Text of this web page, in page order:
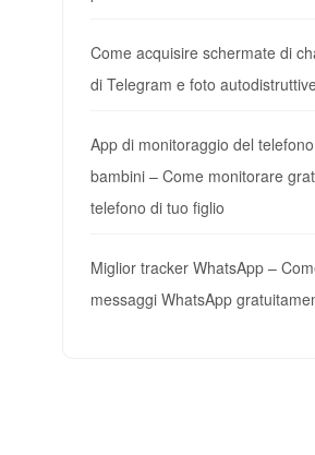
Come acquisire schermate di
di Telegram e foto
App di monitoraggio del
bambini – Come monitorare
telefono di tuo figlio
Miglior tracker WhatsApp –
messaggi WhatsApp